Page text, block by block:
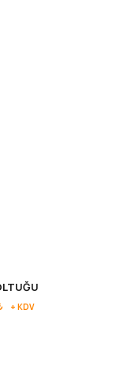
+ KDV